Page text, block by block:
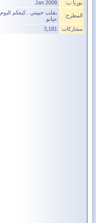
نورنا ب: Jan 2008
المطرح:
بقلب حبيبتي ..كيفكم اليوم
حياتو
مشاركات:
3,181